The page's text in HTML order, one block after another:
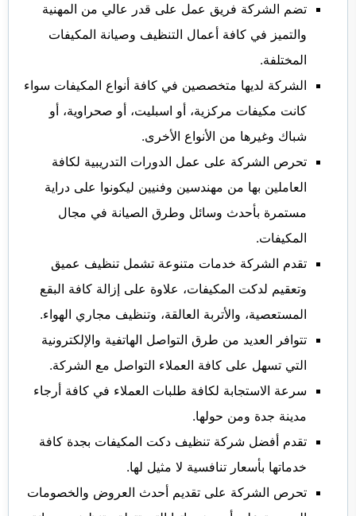
تضم الشركة فريق عمل على قدر عالي من المهنية
والتميز في كافة أعمال التنظيف وصيانة المكيفات
المختلفة.
الشركة لديها متخصصين في كافة أنواع المكيفات سواء
كانت مكيفات مركزية، أو اسبليت، أو صحراوية، أو
شباك وغيرها من الأنواع الأخرى.
تحرص الشركة على عمل الدورات التدريبية لكافة
العاملين بها من مهندسين وفنيين ليكونوا على دراية
مستمرة بأحدث وسائل وطرق الصيانة في مجال
المكيفات.
تقدم الشركة خدمات متنوعة تشمل تنظيف عميق
وتعقيم لدكت المكيفات، علاوة على إزالة كافة البقع
المستعصية، والأتربة العالقة، وتنظيف مجاري الهواء.
تتوافر العديد من طرق التواصل الهاتفية والإلكترونية
التي تسهل على كافة العملاء التواصل مع الشركة.
سرعة الاستجابة لكافة طلبات العملاء في كافة أرجاء
مدينة جدة ومن حولها.
تقدم أفضل شركة تنظيف دكت المكيفات بجدة كافة
خدماتها بأسعار تنافسية لا مثيل لها.
تحرص الشركة على تقديم أحدث العروض والخصومات